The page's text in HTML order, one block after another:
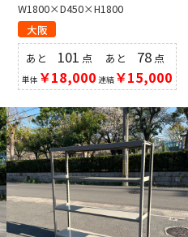
W1800×D450×H1800
大阪
あと 101 点
単体 ￥18,000
あと 78 点
連結￥15,000